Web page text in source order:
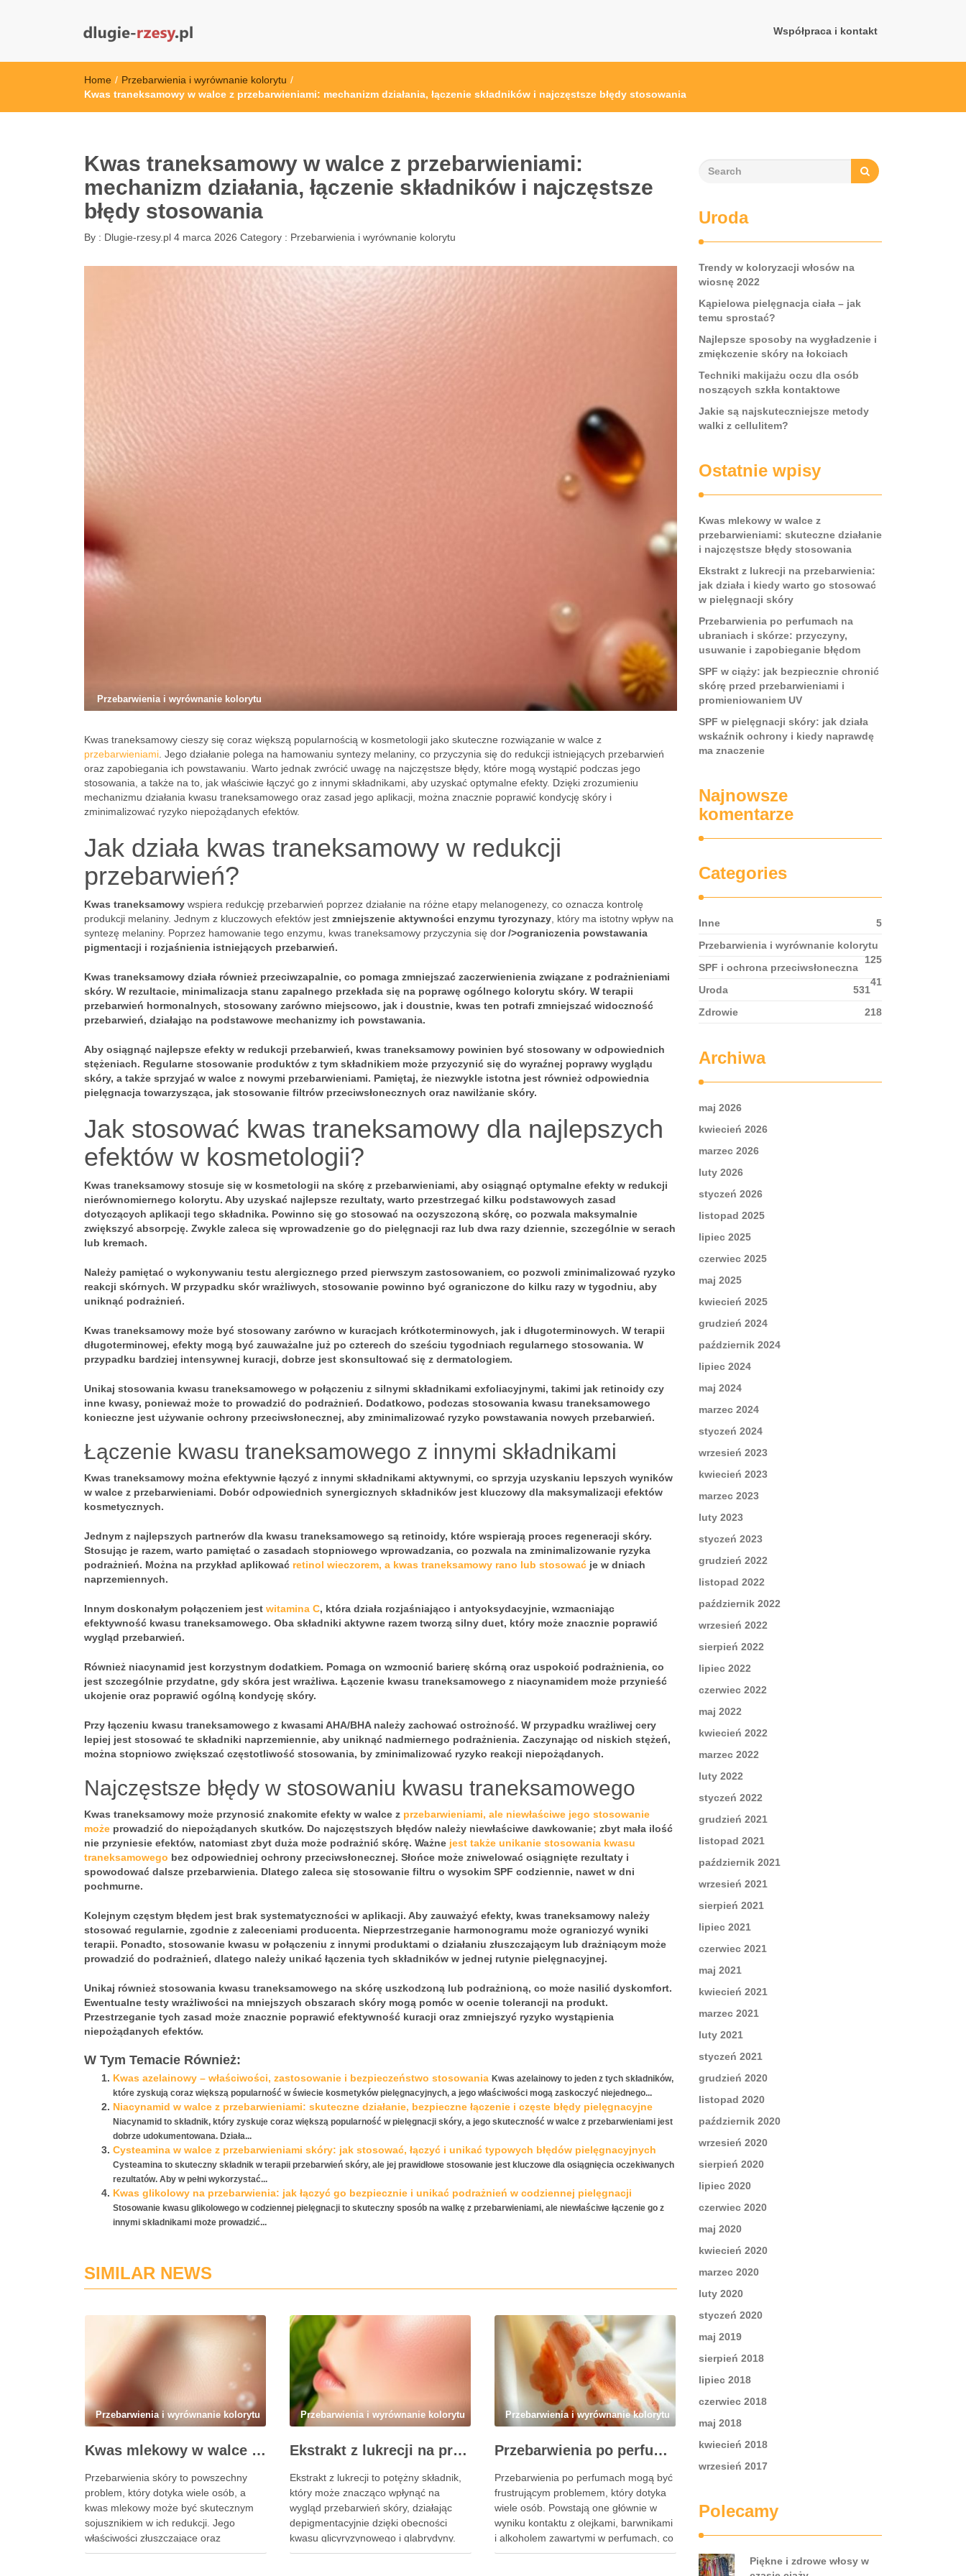
Współpraca i kontakt
Home / Przebarwienia i wyrównanie kolorytu /
Kwas traneksamowy w walce z przebarwieniami: mechanizm działania, łączenie składników i najczęstsze błędy stosowania
Kwas traneksamowy w walce z przebarwieniami:
mechanizm działania, łączenie składników i najczęstsze
błędy stosowania
By : Dlugie-rzesy.pl 4 marca 2026 Category : Przebarwienia i wyrównanie kolorytu
Przebarwienia i wyrównanie kolorytu
Kwas traneksamowy cieszy się coraz większą popularnością w kosmetologii jako skuteczne rozwiązanie w walce z
przebarwieniami . Jego działanie polega na hamowaniu syntezy melaniny, co przyczynia się do redukcji istniejących przebarwień
oraz zapobiegania ich powstawaniu. Warto jednak zwrócić uwagę na najczęstsze błędy, które mogą wystąpić podczas jego
stosowania, a także na to, jak właściwie łączyć go z innymi składnikami, aby uzyskać optymalne efekty. Dzięki zrozumieniu
mechanizmu działania kwasu traneksamowego oraz zasad jego aplikacji, można znacznie poprawić kondycję skóry i
zminimalizować ryzyko niepożądanych efektów.
Jak działa kwas traneksamowy w redukcji
przebarwień?
Kwas traneksamowy wspiera redukcję przebarwień poprzez działanie na różne etapy melanogenezy, co oznacza kontrolę
produkcji melaniny. Jednym z kluczowych efektów jest zmniejszenie aktywności enzymu tyrozynazy , który ma istotny wpływ na
syntezę melaniny. Poprzez hamowanie tego enzymu, kwas traneksamowy przyczynia się dor />ograniczenia powstawania
pigmentacji i rozjaśnienia istniejących przebarwień.
Kwas traneksamowy działa również przeciwzapalnie, co pomaga zmniejszać zaczerwienienia związane z podrażnieniami
skóry. W rezultacie, minimalizacja stanu zapalnego przekłada się na poprawę ogólnego kolorytu skóry. W terapii
przebarwień hormonalnych, stosowany zarówno miejscowo, jak i doustnie, kwas ten potrafi zmniejszać widoczność
przebarwień, działając na podstawowe mechanizmy ich powstawania.
Aby osiągnąć najlepsze efekty w redukcji przebarwień, kwas traneksamowy powinien być stosowany w odpowiednich
stężeniach. Regularne stosowanie produktów z tym składnikiem może przyczynić się do wyraźnej poprawy wyglądu
skóry, a także sprzyjać w walce z nowymi przebarwieniami. Pamiętaj, że niezwykle istotna jest również odpowiednia
pielęgnacja towarzysząca, jak stosowanie filtrów przeciwsłonecznych oraz nawilżanie skóry.
Jak stosować kwas traneksamowy dla najlepszych
efektów w kosmetologii?
Kwas traneksamowy stosuje się w kosmetologii na skórę z przebarwieniami, aby osiągnąć optymalne efekty w redukcji
nierównomiernego kolorytu. Aby uzyskać najlepsze rezultaty, warto przestrzegać kilku podstawowych zasad
dotyczących aplikacji tego składnika. Powinno się go stosować na oczyszczoną skórę, co pozwala maksymalnie
zwiększyć absorpcję. Zwykle zaleca się wprowadzenie go do pielęgnacji raz lub dwa razy dziennie, szczególnie w serach
lub kremach.
Należy pamiętać o wykonywaniu testu alergicznego przed pierwszym zastosowaniem, co pozwoli zminimalizować ryzyko
reakcji skórnych. W przypadku skór wrażliwych, stosowanie powinno być ograniczone do kilku razy w tygodniu, aby
uniknąć podrażnień.
Kwas traneksamowy może być stosowany zarówno w kuracjach krótkoterminowych, jak i długoterminowych. W terapii
długoterminowej, efekty mogą być zauważalne już po czterech do sześciu tygodniach regularnego stosowania. W
przypadku bardziej intensywnej kuracji, dobrze jest skonsultować się z dermatologiem.
Unikaj stosowania kwasu traneksamowego w połączeniu z silnymi składnikami exfoliacyjnymi, takimi jak retinoidy czy
inne kwasy, ponieważ może to prowadzić do podrażnień. Dodatkowo, podczas stosowania kwasu traneksamowego
konieczne jest używanie ochrony przeciwsłonecznej, aby zminimalizować ryzyko powstawania nowych przebarwień.
Łączenie kwasu traneksamowego z innymi składnikami
Kwas traneksamowy można efektywnie łączyć z innymi składnikami aktywnymi, co sprzyja uzyskaniu lepszych wyników
w walce z przebarwieniami. Dobór odpowiednich synergicznych składników jest kluczowy dla maksymalizacji efektów
kosmetycznych.
Jednym z najlepszych partnerów dla kwasu traneksamowego są retinoidy, które wspierają proces regeneracji skóry.
Stosując je razem, warto pamiętać o zasadach stopniowego wprowadzania, co pozwala na zminimalizowanie ryzyka
podrażnień. Można na przykład aplikować retinol wieczorem, a kwas traneksamowy rano lub stosować je w dniach
naprzemiennych.
Innym doskonałym połączeniem jest witamina C, która działa rozjaśniająco i antyoksydacyjnie, wzmacniając
efektywność kwasu traneksamowego. Oba składniki aktywne razem tworzą silny duet, który może znacznie poprawić
wygląd przebarwień.
Również niacynamid jest korzystnym dodatkiem. Pomaga on wzmocnić barierę skórną oraz uspokoić podrażnienia, co
jest szczególnie przydatne, gdy skóra jest wrażliwa. Łączenie kwasu traneksamowego z niacynamidem może przynieść
ukojenie oraz poprawić ogólną kondycję skóry.
Przy łączeniu kwasu traneksamowego z kwasami AHA/BHAnależy zachować ostrożność. W przypadku wrażliwej cery
lepiej jest stosować te składniki naprzemiennie, aby uniknąć nadmiernego podrażnienia. Zaczynając od niskich stężeń,
można stopniowo zwiększać częstotliwość stosowania, by zminimalizować ryzyko reakcji niepożądanych.
Najczęstsze błędy w stosowaniu kwasu traneksamowego
Kwas traneksamowy może przynosić znakomite efekty w walce z przebarwieniami, ale niewłaściwe jego stosowanie
może prowadzić do niepożądanych skutków. Do najczęstszych błędów należy niewłaściwe dawkowanie; zbyt mała ilość
nie przyniesie efektów, natomiast zbyt duża może podrażnić skórę. Ważne jest także unikanie stosowania kwasu
traneksamowego bez odpowiedniej ochrony przeciwsłonecznej. Słońce może zniwelować osiągnięte rezultaty i
spowodować dalsze przebarwienia. Dlatego zaleca się stosowanie filtru o wysokim SPF codziennie, nawet w dni
pochmurne.
Kolejnym częstym błędem jest brak systematyczności w aplikacji. Aby zauważyć efekty, kwas traneksamowy należy
stosować regularnie, zgodnie z zaleceniami producenta. Nieprzestrzeganie harmonogramu może ograniczyć wyniki
terapii. Ponadto, stosowanie kwasu w połączeniu z innymi produktami o działaniu złuszczającym lub drażniącym może
prowadzić do podrażnień, dlatego należy unikać łączenia tych składników w jednej rutynie pielęgnacyjnej.
Unikaj również stosowania kwasu traneksamowego na skórę uszkodzoną lub podrażnioną, co może nasilić dyskomfort.
Ewentualne testy wrażliwości na mniejszych obszarach skóry mogą pomóc w ocenie tolerancji na produkt.
Przestrzeganie tych zasad może znacznie poprawić efektywność kuracji oraz zmniejszyć ryzyko wystąpienia
niepożądanych efektów.
W Tym Temacie Również:
Kwas azelainowy – właściwości, zastosowanie i bezpieczeństwo stosowania Kwas azelainowy to jeden z tych składników,
które zyskują coraz większą popularność w świecie kosmetyków pielęgnacyjnych, a jego właściwości mogą zaskoczyć niejednego...
Niacynamid w walce z przebarwieniami: skuteczne działanie, bezpieczne łączenie i częste błędy pielęgnacyjne
Niacynamid to składnik, który zyskuje coraz większą popularność w pielęgnacji skóry, a jego skuteczność w walce z przebarwieniami jest
dobrze udokumentowana. Działa...
Cysteamina w walce z przebarwieniami skóry: jak stosować, łączyć i unikać typowych błędów pielęgnacyjnych
Cysteamina to skuteczny składnik w terapii przebarwień skóry, ale jej prawidłowe stosowanie jest kluczowe dla osiągnięcia oczekiwanych
rezultatów. Aby w pełni wykorzystać...
Kwas glikolowy na przebarwienia: jak łączyć go bezpiecznie i unikać podrażnień w codziennej pielęgnacji
Stosowanie kwasu glikolowego w codziennej pielęgnacji to skuteczny sposób na walkę z przebarwieniami, ale niewłaściwe łączenie go z
innymi składnikami może prowadzić...
SIMILAR NEWS
Przebarwienia i wyrównanie kolorytu
Kwas mlekowy w walce z przebarwieniami: skuteczne działanie i najczęstsze błędy stosowania
Przebarwienia skóry to powszechny
problem, który dotyka wiele osób, a
kwas mlekowy może być skutecznym
sojusznikiem w ich redukcji. Jego
właściwości złuszczające oraz
nawilżające sprawiają, że staje się
Przebarwienia i wyrównanie kolorytu
Ekstrakt z lukrecji na przebarwienia: jak działa i kiedy warto go stosować w pielęgnacji skóry
Ekstrakt z lukrecji to potężny składnik,
który może znacząco wpłynąć na
wygląd przebarwień skóry, działając
depigmentacyjnie dzięki obecności
kwasu glicyryzynowego i glabrydyny.
Jego właściwości rozjaśniające
Przebarwienia i wyrównanie kolorytu
Przebarwienia po perfumach na ubraniach i skórze: przyczyny, usuwanie i zapobieganie błędom
Przebarwienia po perfumach mogą być
frustrującym problemem, który dotyka
wiele osób. Powstają one głównie w
wyniku kontaktu z olejkami, barwnikami
i alkoholem zawartymi w perfumach, co
prowadzi do nieestetycznych plam na
Uroda
Trendy w koloryzacji włosów na
wiosnę 2022
Kąpielowa pielęgnacja ciała – jak
temu sprostać?
Najlepsze sposoby na wygładzenie i
zmiękczenie skóry na łokciach
Techniki makijażu oczu dla osób
noszących szkła kontaktowe
Jakie są najskuteczniejsze metody
walki z cellulitem?
Ostatnie wpisy
Kwas mlekowy w walce z
przebarwieniami: skuteczne działanie
i najczęstsze błędy stosowania
Ekstrakt z lukrecji na przebarwienia:
jak działa i kiedy warto go stosować
w pielęgnacji skóry
Przebarwienia po perfumach na
ubraniach i skórze: przyczyny,
usuwanie i zapobieganie błędom
SPF w ciąży: jak bezpiecznie chronić
skórę przed przebarwieniami i
promieniowaniem UV
SPF w pielęgnacji skóry: jak działa
wskaźnik ochrony i kiedy naprawdę
ma znaczenie
Najnowsze
komentarze
Categories
Inne
5
Przebarwienia i wyrównanie kolorytu
125
SPF i ochrona przeciwsłoneczna
41
Uroda
531
Zdrowie
218
Archiwa
maj 2026
kwiecień 2026
marzec 2026
luty 2026
styczeń 2026
listopad 2025
lipiec 2025
czerwiec 2025
maj 2025
kwiecień 2025
grudzień 2024
październik 2024
lipiec 2024
maj 2024
marzec 2024
styczeń 2024
wrzesień 2023
kwiecień 2023
marzec 2023
luty 2023
styczeń 2023
grudzień 2022
listopad 2022
październik 2022
wrzesień 2022
sierpień 2022
lipiec 2022
czerwiec 2022
maj 2022
kwiecień 2022
marzec 2022
luty 2022
styczeń 2022
grudzień 2021
listopad 2021
październik 2021
wrzesień 2021
sierpień 2021
lipiec 2021
czerwiec 2021
maj 2021
kwiecień 2021
marzec 2021
luty 2021
styczeń 2021
grudzień 2020
listopad 2020
październik 2020
wrzesień 2020
sierpień 2020
lipiec 2020
czerwiec 2020
maj 2020
kwiecień 2020
marzec 2020
luty 2020
styczeń 2020
maj 2019
sierpień 2018
lipiec 2018
czerwiec 2018
maj 2018
kwiecień 2018
wrzesień 2017
Polecamy
Piękne i zdrowe włosy w